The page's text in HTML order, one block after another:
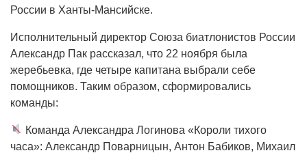
России в Ханты-Мансийске.
Исполнительный директор Союза биатлонистов России
Александр Пак рассказал, что 22 ноября была
жеребьевка, где четыре капитана выбрали себе
помощников. Таким образом, сформировались
команды:
Команда Александра Логинова «Короли тихого
часа»: Александр Поварницын, Антон Бабиков, Михаил